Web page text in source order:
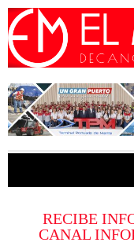
RECIBE
CANAL